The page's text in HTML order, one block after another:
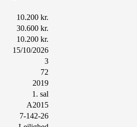
10.200 kr.
30.600 kr.
10.200 kr.
15/10/2026
3
72
2019
1. sal
A2015
7-142-26